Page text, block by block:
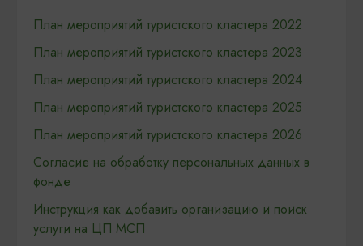
План мероприятий туристского кластера 2022
План мероприятий туристского кластера 2023
План мероприятий туристского кластера 2024
План мероприятий туристского кластера 2025
План мероприятий туристского кластера 2026
Согласие на обработку персональных данных в
фонде
Инструкция как добавить организацию и поиск
услуги на ЦП МСП